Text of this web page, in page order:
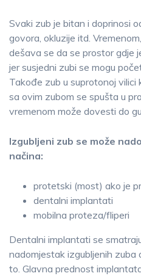
Svaki zub je bitan i doprinosi
govora, okluzije itd.
dešava se da se prostor gdje
jer susjedni zubi se mogu
Takođe zub u suprotonoj vilici
sa ovim zubom se spušta u
vremenom može dovesti do
Izgubljeni zub se može
načina:
protetski (most) ako je
dentalni implantati
mobilna proteza/fliperi
Dentalni implantati se
nadomjestak izgubljenih zuba
to. Glavna prednost